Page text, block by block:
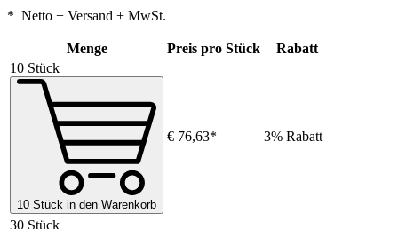
* Netto + Versand + MwSt.
Menge Preis pro Stück
Rabatt
10 Stück
10 Stück in den Warenkorb
€ 76,63* 3% Rabatt
30 Stück